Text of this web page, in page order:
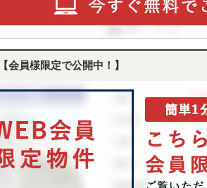
【会員様限定で公開中！】